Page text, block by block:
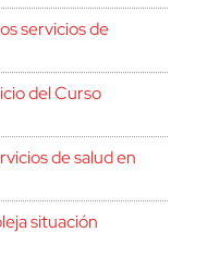
servicios de
del Curso
de salud en
situación